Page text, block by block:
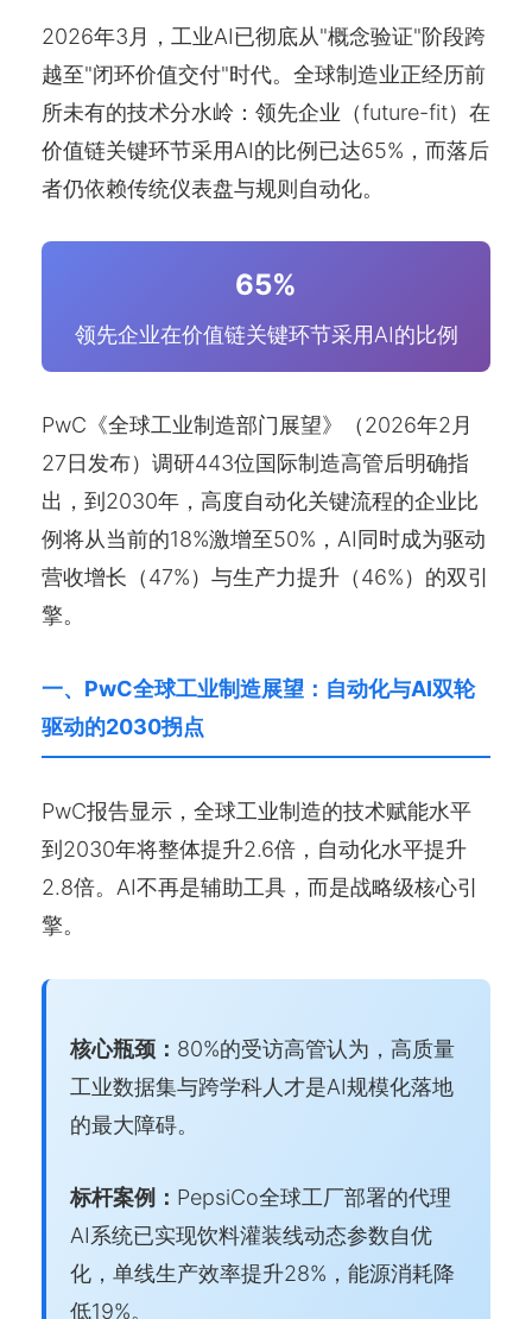
2026年3月，工业AI已彻底从"概念验证"阶段跨
越至"闭环价值交付"时代。全球制造业正经历前
所未有的技术分水岭：领先企业（future-fit）在
价值链关键环节采用AI的比例已达65%，而落后
者仍依赖传统仪表盘与规则自动化。
65%
领先企业在价值链关键环节采用AI的比例
PwC《全球工业制造部门展望》（2026年2月
27日发布）调研443位国际制造高管后明确指
出，到2030年，高度自动化关键流程的企业比
例将从当前的18%激增至50%，AI同时成为驱动
营收增长（47%）与生产力提升（46%）的双引
擎。
一、PwC全球工业制造展望：自动化与AI双轮
驱动的2030拐点
PwC报告显示，全球工业制造的技术赋能水平
到2030年将整体提升2.6倍，自动化水平提升
2.8倍。AI不再是辅助工具，而是战略级核心引
擎。
核心瓶颈： 80%的受访高管认为，高质量
工业数据集与跨学科人才是AI规模化落地
的最大障碍。
标杆案例： PepsiCo全球工厂部署的代理
AI系统已实现饮料灌装线动态参数自优
化，单线生产效率提升28%，能源消耗降
低19%。